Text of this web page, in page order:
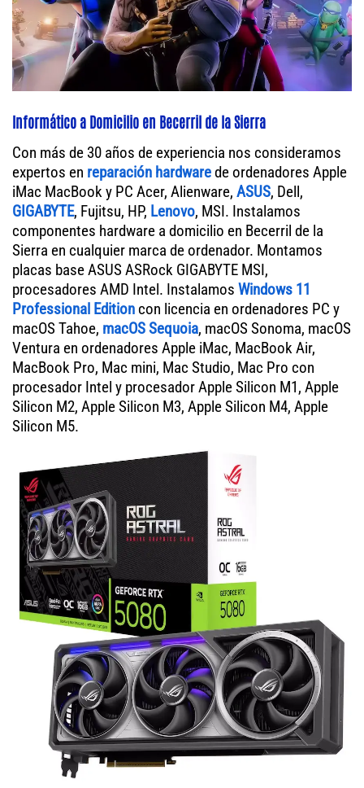
Informático a Domicilio en Becerril de la Sierra
Con más de 30 años de experiencia nos consideramos
expertos en reparación hardwarede ordenadores Apple
iMac MacBook y PC Acer, Alienware, ASUS, Dell,
GIGABYTE, Fujitsu, HP, Lenovo, MSI. Instalamos
componentes hardware a domicilio en Becerril de la
Sierra en cualquier marca de ordenador. Montamos
placas base ASUS ASRock GIGABYTE MSI,
procesadores AMD Intel. Instalamos Windows 11
Professional Edition con licencia en ordenadores PC y
macOS Tahoe, macOS Sequoia, macOS Sonoma, macOS
Ventura en ordenadores Apple iMac, MacBook Air,
MacBook Pro, Mac mini, Mac Studio, Mac Pro con
procesador Intel y procesador Apple Silicon M1, Apple
Silicon M2, Apple Silicon M3, Apple Silicon M4, Apple
Silicon M5.